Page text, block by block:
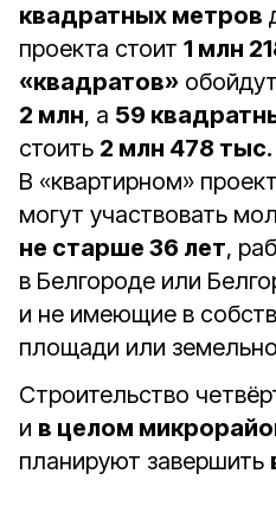
квадратных метров
проекта стоит 1 млн
«квадратов»
2 млн, а 59
стоить 2 млн 478
В «квартирном»
могут участвовать
не старше 36 лет,
в Белгороде или
и не имеющие в
площади или
Строительство
и в целом
планируют завершить